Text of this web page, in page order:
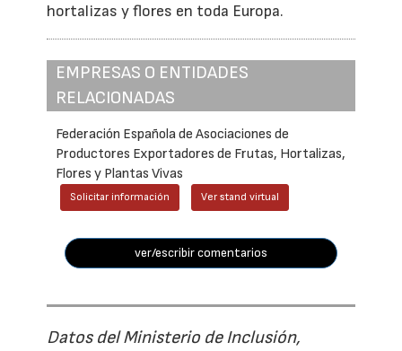
hortalizas y flores en toda Europa.
EMPRESAS O ENTIDADES
RELACIONADAS
Federación Española de Asociaciones de
Productores Exportadores de Frutas, Hortalizas,
Flores y Plantas Vivas
Solicitar información Ver stand virtual
ver/escribir comentarios
Datos del Ministerio de Inclusión,